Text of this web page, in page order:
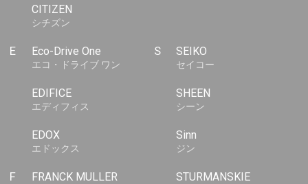
CITIZEN
シチズン
E Eco-Drive One
エコ・ドライブ ワン
EDIFICE
エディフィス
EDOX
エドックス
F FRANCK MULLER
S SEIKO
セイコー
SHEEN
シーン
Sinn
ジン
STURMANSKIE